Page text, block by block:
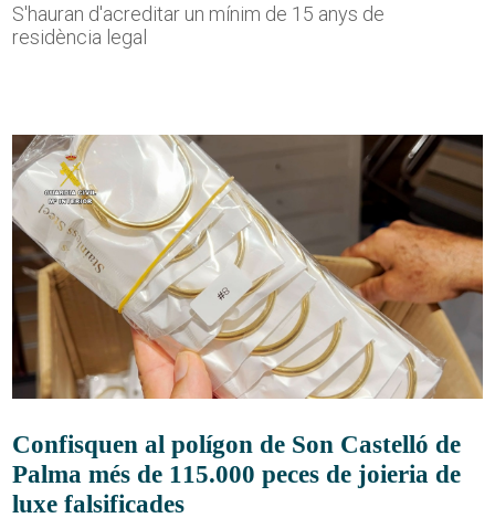
S'hauran d'acreditar un mínim de 15 anys de
residència legal
Confisquen al polígon de Son Castelló de
Palma més de 115.000 peces de joieria de
luxe falsificades